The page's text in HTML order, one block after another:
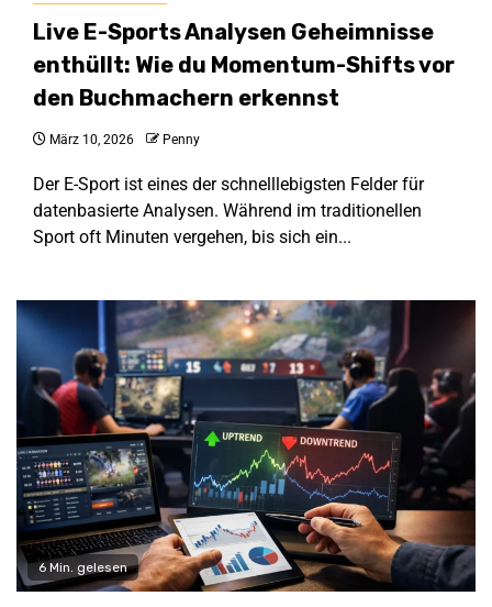
Live E-Sports Analysen Geheimnisse
enthüllt: Wie du Momentum-Shifts vor
den Buchmachern erkennst
März 10, 2026 Penny
Der E-Sport ist eines der schnelllebigsten Felder für
datenbasierte Analysen. Während im traditionellen
Sport oft Minuten vergehen, bis sich ein...
6 Min. gelesen